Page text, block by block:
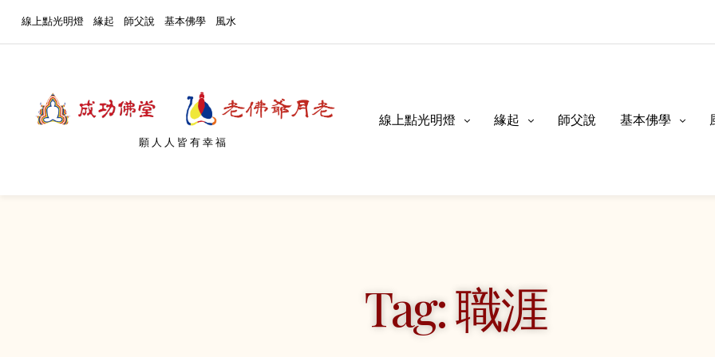
線上點光明燈 緣起 師父說 基本佛學 風水
願人人皆有幸福
線上點光明燈 緣起 師父說 基本佛學
Tag: 職涯